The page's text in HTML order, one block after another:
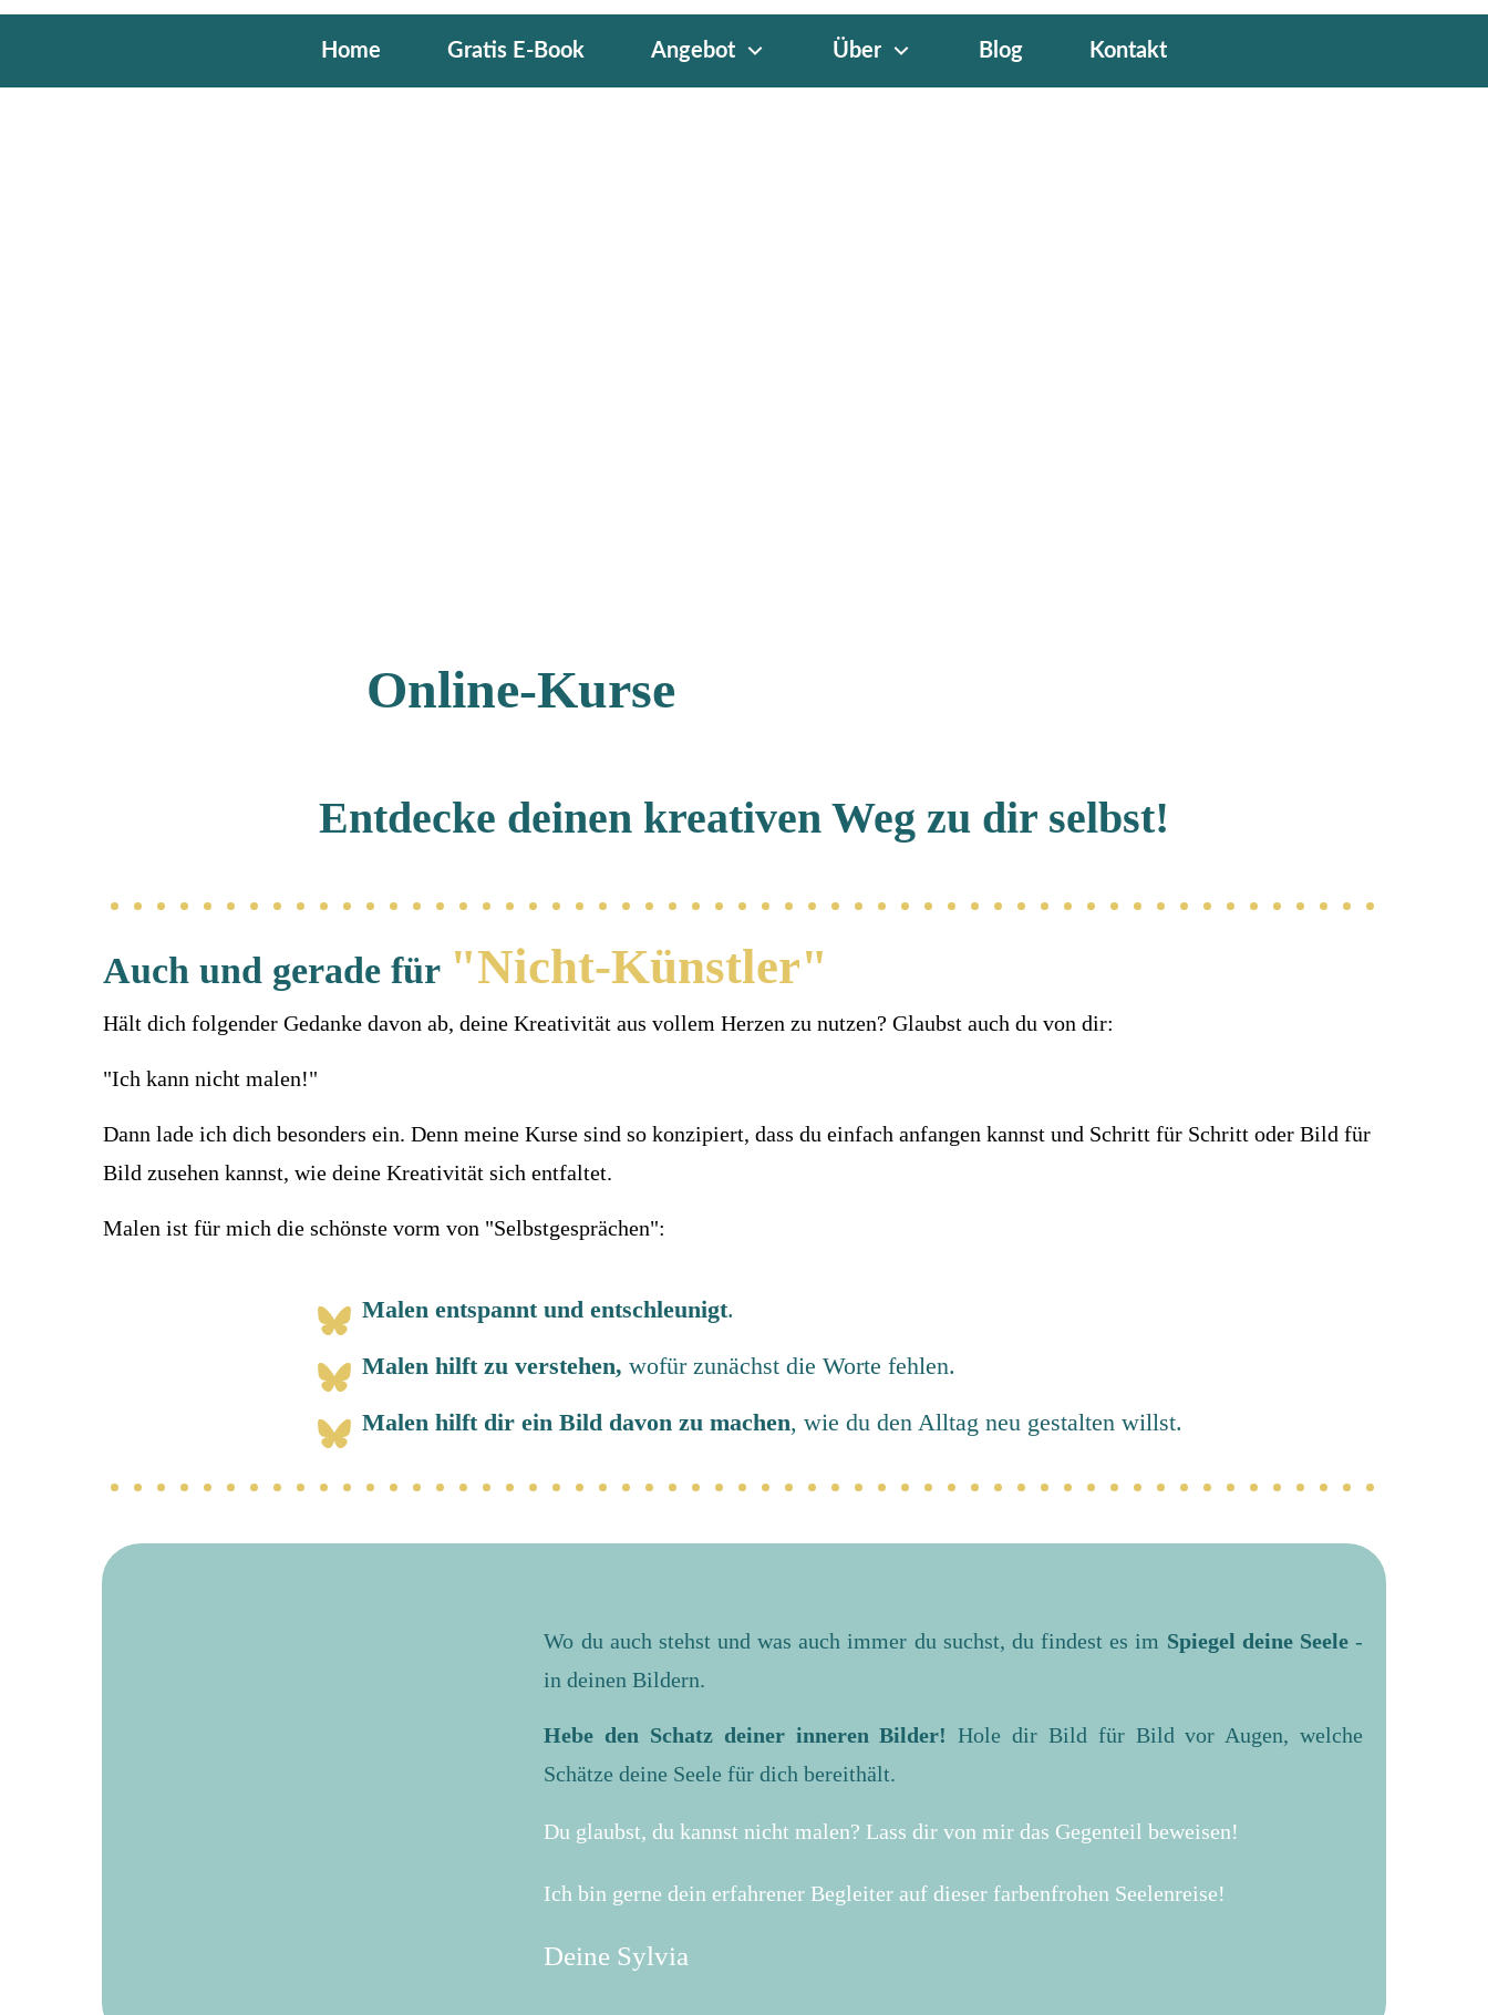
Home Gratis E-Book Angebot Über Blog Kontakt
Online-Kurse
Entdecke deinen kreativen Weg zu dir selbst!
Auch und gerade für "Nicht-Künstler"
Hält dich folgender Gedanke davon ab, deine Kreativität aus vollem Herzen zu nutzen? Glaubst auch du von dir:
"Ich kann nicht malen!"
Dann lade ich dich besonders ein. Denn meine Kurse sind so konzipiert, dass du einfach anfangen kannst und Schritt für Schritt oder Bild für
Bild zusehen kannst, wie deine Kreativität sich entfaltet.
Malen ist für mich die schönste vorm von "Selbstgesprächen":
Malen entspannt und entschleunigt.
Malen hilft zu verstehen, wofür zunächst die Worte fehlen.
Malen hilft dir ein Bild davon zu machen, wie du den Alltag neu gestalten willst.
Wo du auch stehst und was auch immer du suchst, du findest es im Spiegel deine Seele-
in deinen Bildern.
Hebe den Schatz deiner inneren Bilder! Hole dir Bild für Bild vor Augen, welche
Schätze deine Seele für dich bereithält.
Du glaubst, du kannst nicht malen? Lass dir von mir das Gegenteil beweisen!
Ich bin gerne dein erfahrener Begleiter auf dieser farbenfrohen Seelenreise!
Deine Sylvia